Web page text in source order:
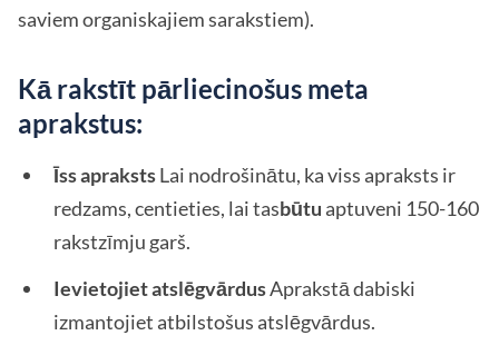
saviem organiskajiem sarakstiem).
Kā rakstīt pārliecinošus meta
aprakstus:
Īss aprakstsLai nodrošinātu, ka viss apraksts ir
redzams, centieties, lai tasbūtu aptuveni 150-160
rakstzīmju garš.
Ievietojiet atslēgvārdusAprakstā dabiski
izmantojiet atbilstošus atslēgvārdus.